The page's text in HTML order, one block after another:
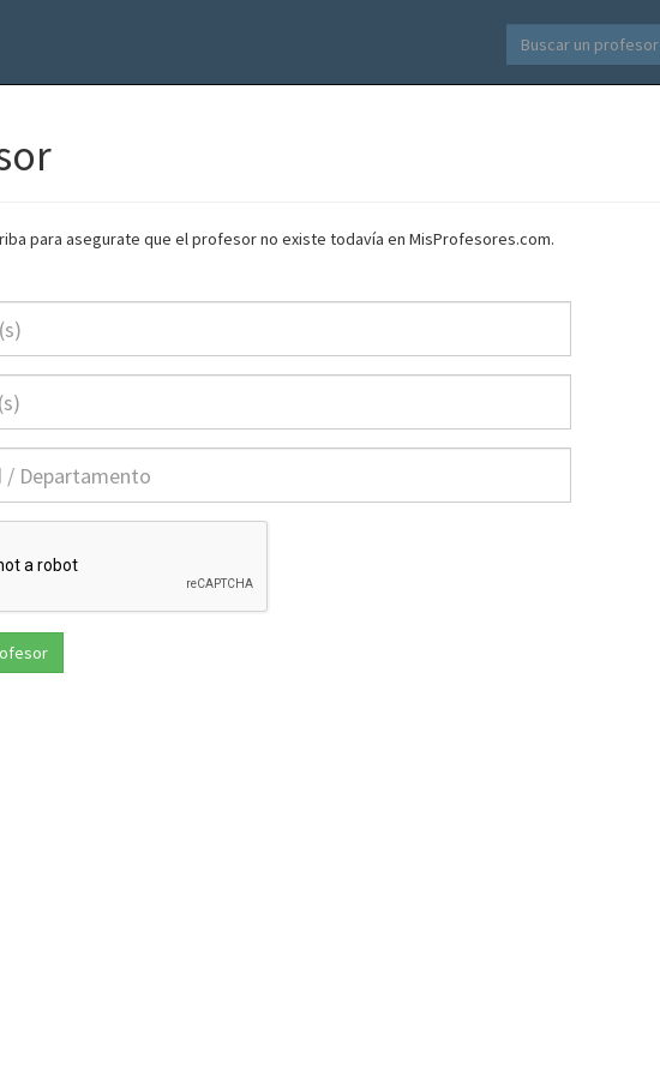
para asegurate que el profesor no existe todavía en MisProfesores.com.